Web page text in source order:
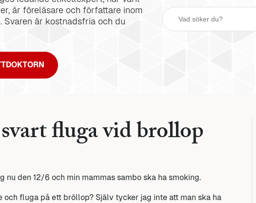
är föreläsare och författare inom
är kostnadsfria och du
fluga vid brollop
nu den 12/6 och min mammas sambo ska ha smoking.
och fluga på ett bröllop? Själv tycker jag inte att man ska ha